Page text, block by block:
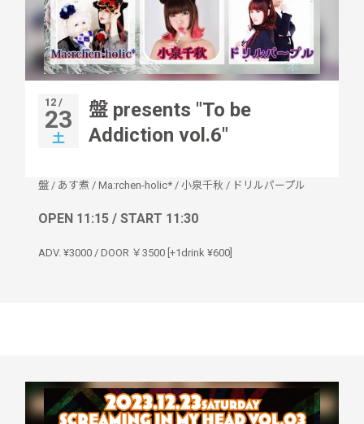
12 /
23
土
盤 presents "To be
Addiction vol.6"
盤 / あす煮 / Ma:rchen-holic* / 小泉千秋 / ドリルパープル
OPEN 11:15 / START 11:30
ADV. ¥3000 / DOOR ￥3500 [+1drink ¥600]